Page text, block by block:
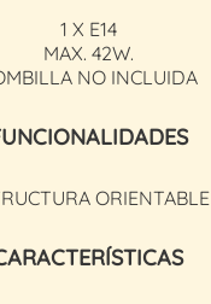
1 X E14
MAX. 42W.
NO INCLUIDA
ORIENTABLE